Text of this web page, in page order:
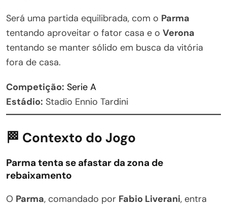
Será uma partida equilibrada, com o Parma
tentando aproveitar o fator casa e o Verona
tentando se manter sólido em busca da vitória
fora de casa.
Competição: Serie A
Estádio: Stadio Ennio Tardini
🏁 Contexto do Jogo
Parma tenta se afastar da zona de
rebaixamento
O Parma, comandado por Fabio Liverani, entra